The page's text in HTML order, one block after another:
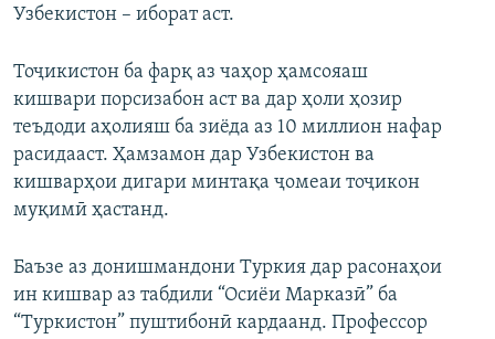
Узбекистон – иборат аст.
Тоҷикистон ба фарқ аз чаҳор ҳамсояаш
кишвари порсизабон аст ва дар ҳоли ҳозир
теъдоди аҳолияш ба зиёда аз 10 миллион нафар
расидааст. Ҳамзамон дар Узбекистон ва
кишварҳои дигари минтақа ҷомеаи тоҷикон
муқимӣ ҳастанд.
Баъзе аз донишмандони Туркия дар расонаҳои
ин кишвар аз табдили “Осиёи Марказӣ” ба
“Туркистон” пуштибонӣ кардаанд. Профессор